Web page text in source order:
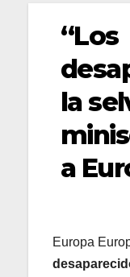
“Los
la
a
Europa